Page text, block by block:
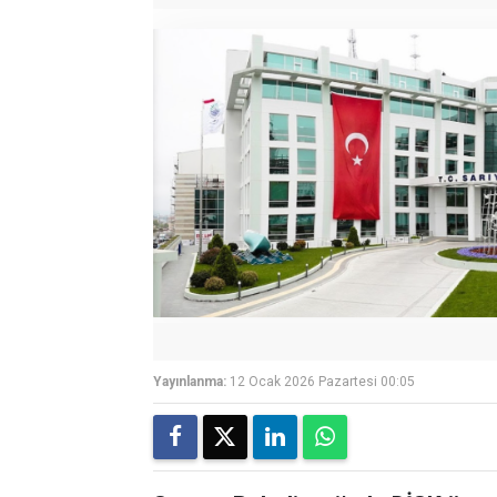
Yayınlanma: 12 Ocak 2026 Pazartesi 00:05